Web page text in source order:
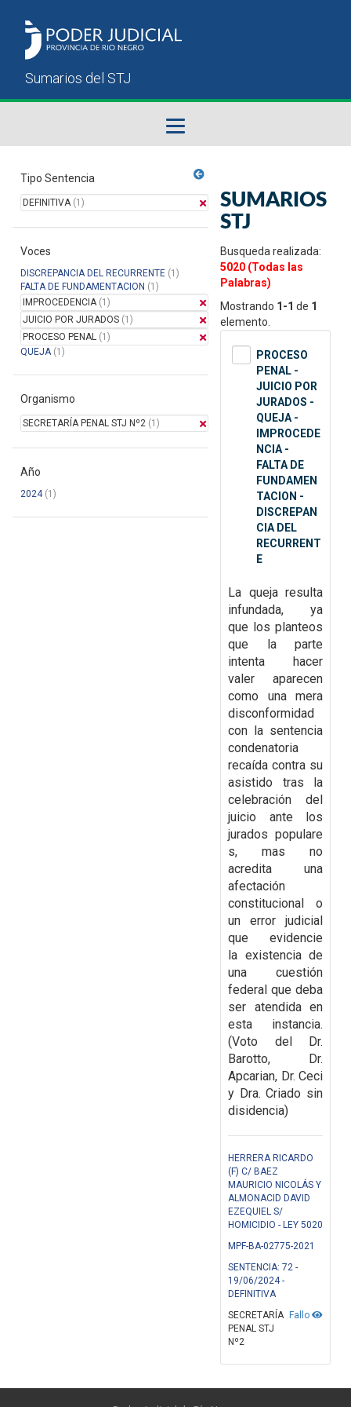
Sumarios del STJ
Manual del Usuario
Tipo Sentencia
DEFINITIVA(1)
Voces
DISCREPANCIA DEL RECURRENTE (1)
FALTA DE FUNDAMENTACION (1)
IMPROCEDENCIA(1)
JUICIO POR JURADOS (1)
PROCESO PENAL (1)
QUEJA(1)
Organismo
SECRETARÍA PENAL STJ Nº2 (1)
Año
2024(1)
SUMARIOS
STJ
Busqueda realizada:
5020 (Todas las
Palabras)
Mostrando 1-1 de 1
elemento.
PROCESO
PENAL -
JUICIO POR
JURADOS -
QUEJA -
IMPROCEDE
NCIA -
FALTA DE
FUNDAMEN
TACION -
DISCREPAN
CIA DEL
RECURRENT
E
La queja resulta
infundada, ya
que los planteos
que la parte
intenta hacer
valer aparecen
como una mera
disconformidad
con la sentencia
condenatoria
recaída contra su
asistido tras la
celebración del
juicio ante los
jurados populare
s, mas no
acredita una
afectación
constitucional o
un error judicial
que evidencie
la existencia de
una cuestión
federal que deba
ser atendida en
esta instancia.
(Voto del Dr.
Barotto, Dr.
Apcarian, Dr. Ceci
y Dra. Criado sin
disidencia)
HERRERA RICARDO
(F) C/ BAEZ
MAURICIO NICOLÁS Y
ALMONACID DAVID
EZEQUIEL S/
HOMICIDIO - LEY 5020
MPF-BA-02775-2021
SENTENCIA: 72 -
19/06/2024 -
DEFINITIVA
Fallo
SECRETARÍA
PENAL STJ
Nº2